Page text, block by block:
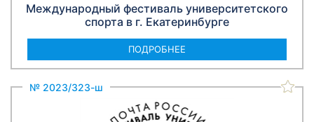
Международный фестиваль университетского
спорта в г. Екатеринбурге
ПОДРОБНЕЕ
№ 2023/323-ш